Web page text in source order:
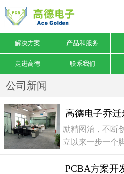
解决方案 产品和服务
走进高德 联系我们
公司新闻
高德电子乔
励精图治，不断
立以来一步一个
电子迎来了发展
PCBA方案开